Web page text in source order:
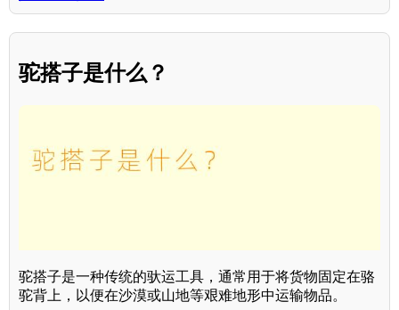
驼搭子是什么？
驼搭子是一种传统的驮运工具，通常用于将货物固定在骆
驼背上，以便在沙漠或山地等艰难地形中运输物品。